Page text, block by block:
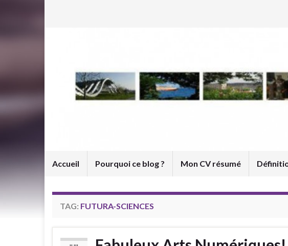
Accueil Pourquoi ce blog ? Mon CV résumé
TAG: FUTURA-SCIENCES